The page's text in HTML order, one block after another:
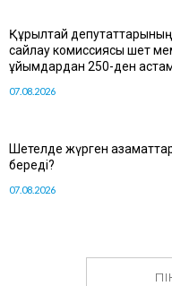
Құрылтай
сайлау комиссиясы шет
ұйымдардан 250-ден
07.08.2026
Шетелде жүрген
береді?
07.08.2026